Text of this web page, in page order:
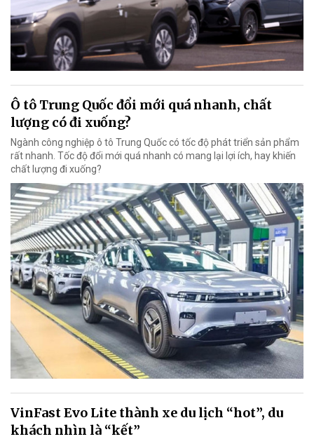
Ô tô Trung Quốc đổi mới quá nhanh, chất
lượng có đi xuống?
Ngành công nghiệp ô tô Trung Quốc có tốc độ phát triển sản phẩm
rất nhanh. Tốc độ đổi mới quá nhanh có mang lại lợi ích, hay khiến
chất lượng đi xuống?
VinFast Evo Lite thành xe du lịch “hot”, du
khách nhìn là “kết”